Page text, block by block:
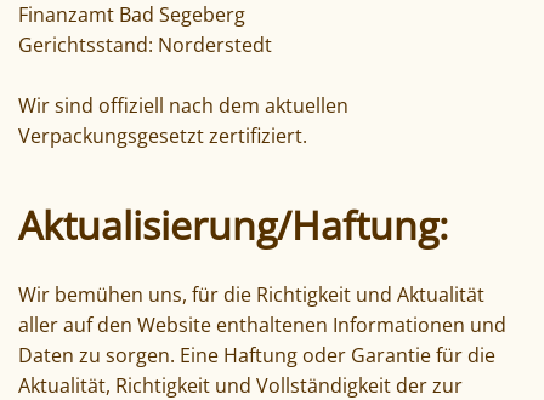
Finanzamt Bad Segeberg
Gerichtsstand: Norderstedt
Wir sind offiziell nach dem aktuellen
Verpackungsgesetzt zertifiziert.
Aktualisierung/Haftung:
Wir bemühen uns, für die Richtigkeit und Aktualität
aller auf den Website enthaltenen Informationen und
Daten zu sorgen. Eine Haftung oder Garantie für die
Aktualität, Richtigkeit und Vollständigkeit der zur